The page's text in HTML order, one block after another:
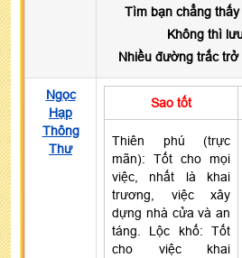
Tìm bạn chẳng
Không thì
Nhiều đường trắc
Ngọc
Hạp
Thông
Thư
Sao tốt
Thiên phú (trực
mãn): Tốt cho mọi
việc, nhất là khai
trương, việc xây
dựng nhà cửa và an
táng. Lộc khố: Tốt
cho việc khai